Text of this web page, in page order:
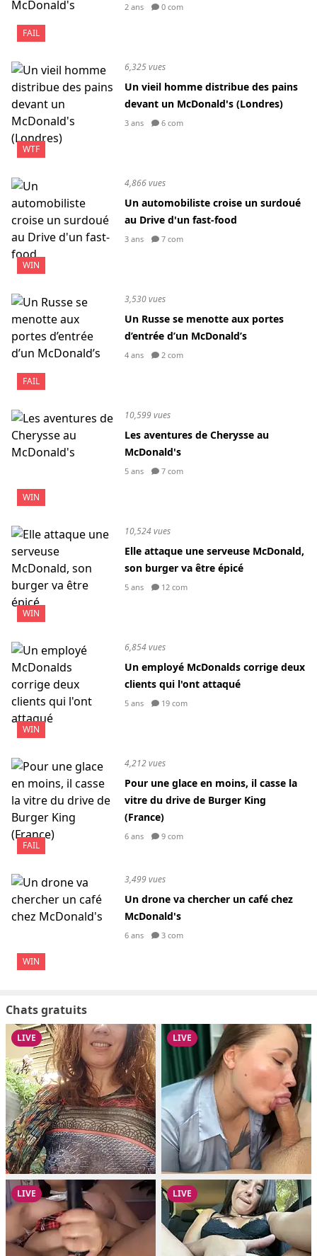
FAIL
2 ans 0 com
WTF
6,325 vues
Un vieil homme distribue des pains
devant un McDonald's (Londres)
3 ans 6 com
WIN
4,866 vues
Un automobiliste croise un surdoué
au Drive d'un fast-food
3 ans 7 com
FAIL
3,530 vues
Un Russe se menotte aux portes
d’entrée d’un McDonald’s
4 ans 2 com
WIN
10,599 vues
Les aventures de Cherysse au
McDonald's
5 ans 7 com
WIN
10,524 vues
Elle attaque une serveuse McDonald,
son burger va être épicé
5 ans 12 com
WIN
6,854 vues
Un employé McDonalds corrige deux
clients qui l'ont attaqué
5 ans 19 com
FAIL
4,212 vues
Pour une glace en moins, il casse la
vitre du drive de Burger King
(France)
6 ans 9 com
WIN
3,499 vues
Un drone va chercher un café chez
McDonald's
6 ans 3 com
Chats gratuits